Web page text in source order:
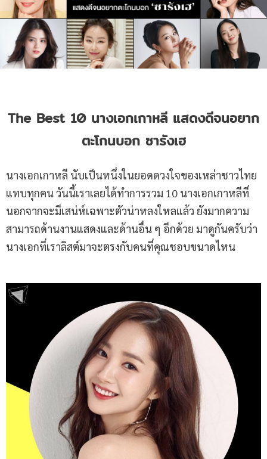
The Best 10 นางเอกเกาหลี แสดงดีจนอยาก
ตะโกนบอก ซารังเฮ
นางเอกเกาหลี นับเป็นหนึ่งในยอดดวงใจของเหล่าชาวไทย
แทบทุกคน วันนี้เราเลยได้ทำการรวม 10 นางเอกเกาหลีที่
นอกจากจะมีเสน่ห์เฉพาะตัวน่าหลงใหลแล้ว ยังมากความ
สามารถด้านงานแสดงและด้านอื่น ๆ อีกด้วย มาดูกันครับว่า
นางเอกที่เราลิสต์มาจะตรงกับคนที่คุณชอบขนาดไหน